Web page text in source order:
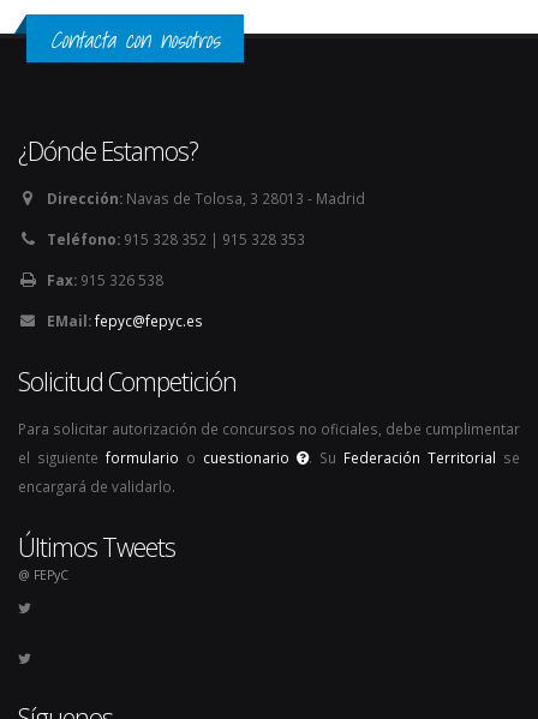
Contacta con nosotros
¿Dónde Estamos?
Dirección: Navas de Tolosa, 3 28013 - Madrid
Teléfono: 915 328 352 | 915 328 353
Fax: 915 326 538
EMail:fepyc@fepyc.es
Solicitud Competición
Para solicitar autorización de concursos no oficiales, debe cumplimentar
el siguiente formulario o cuestionario . Su Federación Territorial se
encargará de validarlo.
Últimos Tweets
@ FEPyC